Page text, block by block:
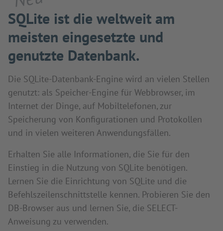
SQLite ist die weltweit am
meisten eingesetzte und
genutzte Datenbank.
Die SQLite-Datenbank-Engine wird an vielen Stellen
genutzt: als Speicher-Engine für Webbrowser, im
Internet der Dinge, auf Mobiltelefonen, zur
Speicherung von Konfigurationen und Protokollen
und in vielen weiteren Anwendungsfällen.
Erhalten Sie alle Informationen, die Sie für den
Einstieg in die Nutzung von SQLite benötigen.
Lernen Sie die Einrichtung von SQLite und die
Befehlszeilenschnittstelle kennen. Probieren Sie den
DB-Browser aus und lernen Sie, die SELECT-
Anweisung zu verwenden.